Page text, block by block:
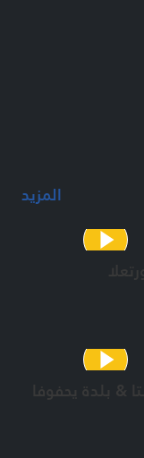
المزيد
& بلدة يحفوفا